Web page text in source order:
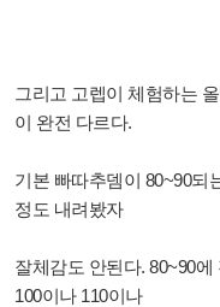
그리고 고렙이 체험하는
이 완전 다르다.
기본 빠따추뎀이 80~90되
정도 내려봤자
잘체감도 안된다. 80~90
100이나 110이나